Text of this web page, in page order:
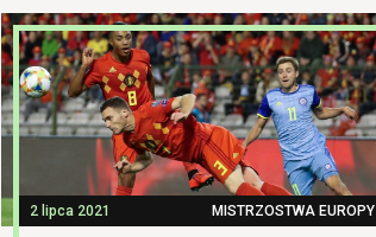
2 lipca 2021 MISTRZOSTWA EUROPY